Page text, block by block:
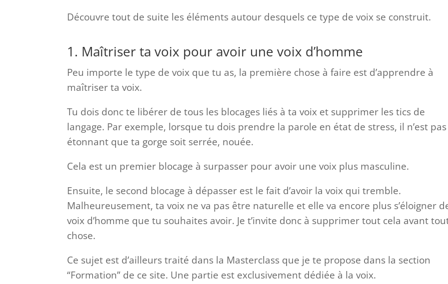
Découvre tout de suite les éléments autour desquels ce type de voix se construit.
1. Maîtriser ta voix pour avoir une voix d’homme
Peu importe le type de voix que tu as, la première chose à faire est d’apprendre à
maîtriser ta voix.
Tu dois donc te libérer de tous les blocages liés à ta voix et supprimer les tics de
langage. Par exemple, lorsque tu dois prendre la parole en état de stress, il n’est pas
étonnant que ta gorge soit serrée, nouée.
Cela est un premier blocage à surpasser pour avoir une voix plus masculine.
Ensuite, le second blocage à dépasser est le fait d’avoir la voix qui tremble.
Malheureusement, ta voix ne va pas être naturelle et elle va encore plus s’éloigner
voix d’homme que tu souhaites avoir. Je t’invite donc à supprimer tout cela avant
chose.
Ce sujet est d’ailleurs traité dans la Masterclass que je te propose dans la section
“Formation” de ce site. Une partie est exclusivement dédiée à la voix.